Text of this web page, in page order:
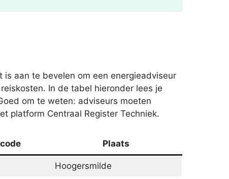
aan te bevelen om een energieadviseur
In de tabel hieronder lees je
om te weten: adviseurs moeten
platform Centraal Register Techniek.
Plaats
Hoogersmilde